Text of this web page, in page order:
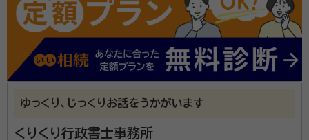
電話が来て、自己紹介を聞きその後日程調整を話しました。当日自宅に来
て頂き、必要な手続きの説明を受け、大凡の金額を提示して頂けました。
それなりの金額がかかると思っていたので、概算が聞けて良かったです。
安心できました。
契約後の感想
支払先が2カ所に分かれていたので電話で質問をしましたが明確な回答
岩田行政書士事務所があるのは、韮山駅より徒歩15分
ゆっくり、じっくりお話をうかがいます
くりくり行政書士事務所